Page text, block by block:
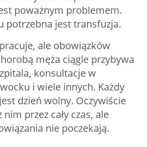
poważnym problemem.
potrzebna jest transfuzja.
ale obowiązków
męża ciągle przybywa
konsultacje w
i wiele innych. Każdy
dzień wolny. Oczywiście
nim przez cały czas, ale
nie poczekają.